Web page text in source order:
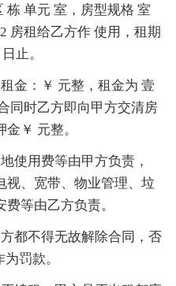
栋 单元 室，房型规格 室
房租给乙方作 使用，租期
止。
金：￥ 元整，租金为 壹
同时乙方即向甲方交清房
￥ 元整。
使用费等由甲方负责，
视、宽带、物业管理、垃
等由乙方负责。
都不得无故解除合同，否
罚款。